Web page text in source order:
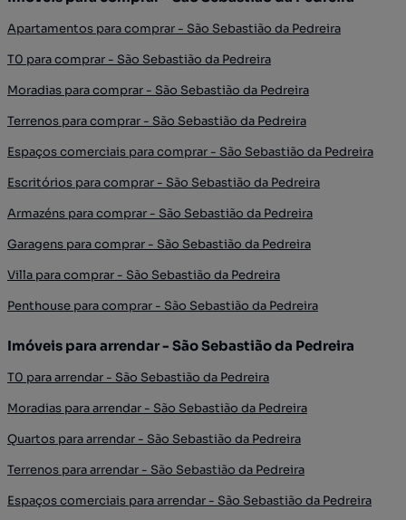
Apartamentos para comprar - São Sebastião da Pedreira
T0 para comprar - São Sebastião da Pedreira
Moradias para comprar - São Sebastião da Pedreira
Terrenos para comprar - São Sebastião da Pedreira
Espaços comerciais para comprar - São Sebastião da Pedreira
Escritórios para comprar - São Sebastião da Pedreira
Armazéns para comprar - São Sebastião da Pedreira
Garagens para comprar - São Sebastião da Pedreira
Villa para comprar - São Sebastião da Pedreira
Penthouse para comprar - São Sebastião da Pedreira
Imóveis para arrendar - São Sebastião da Pedreira
T0 para arrendar - São Sebastião da Pedreira
Moradias para arrendar - São Sebastião da Pedreira
Quartos para arrendar - São Sebastião da Pedreira
Terrenos para arrendar - São Sebastião da Pedreira
Espaços comerciais para arrendar - São Sebastião da Pedreira